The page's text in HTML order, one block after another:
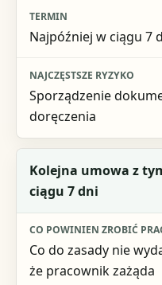
Najpóźniej w ciągu 7
Sporządzenie
doręczenia
Kolejna umowa z
ciągu 7 dni
Co do zasady nie
że pracownik zażąda